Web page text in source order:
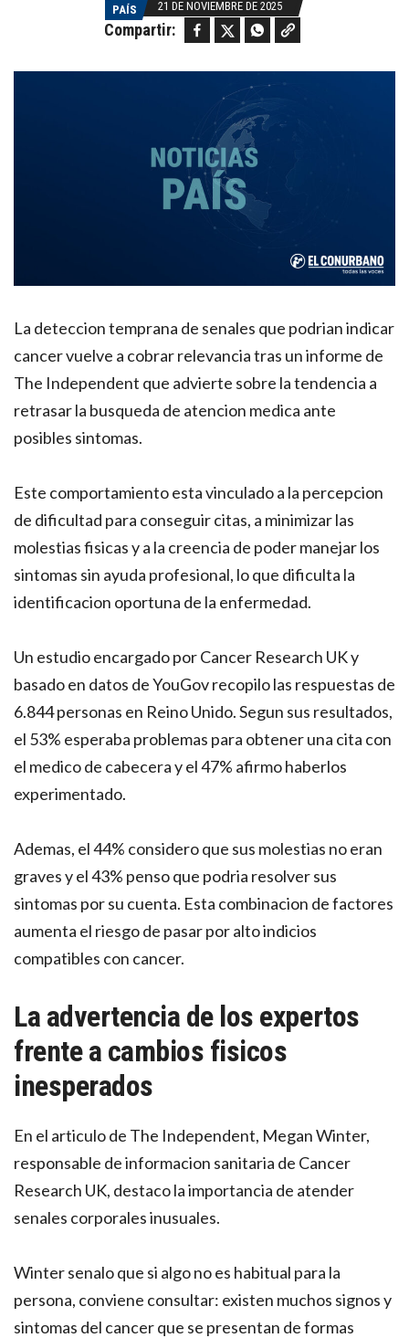
PAÍS 21 DE NOVIEMBRE DE 2025
Compartir: Facebook Twitter WhatsApp Copy link
La deteccion temprana de senales que podrian indicar
cancer vuelve a cobrar relevancia tras un informe de
The Independent que advierte sobre la tendencia a
retrasar la busqueda de atencion medica ante
posibles sintomas.
Este comportamiento esta vinculado a la percepcion
de dificultad para conseguir citas, a minimizar las
molestias fisicas y a la creencia de poder manejar los
sintomas sin ayuda profesional, lo que dificulta la
identificacion oportuna de la enfermedad.
Un estudio encargado por Cancer Research UK y
basado en datos de YouGov recopilo las respuestas de
6.844 personas en Reino Unido. Segun sus resultados,
el 53% esperaba problemas para obtener una cita con
el medico de cabecera y el 47% afirmo haberlos
experimentado.
Ademas, el 44% considero que sus molestias no eran
graves y el 43% penso que podria resolver sus
sintomas por su cuenta. Esta combinacion de factores
aumenta el riesgo de pasar por alto indicios
compatibles con cancer.
La advertencia de los expertos
frente a cambios fisicos
inesperados
En el articulo de The Independent, Megan Winter,
responsable de informacion sanitaria de Cancer
Research UK, destaco la importancia de atender
senales corporales inusuales.
Winter senalo que si algo no es habitual para la
persona, conviene consultar: existen muchos signos y
sintomas del cancer que se presentan de formas